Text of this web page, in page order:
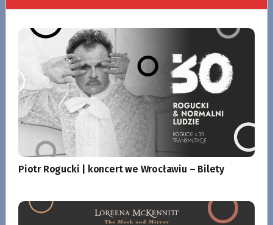
Piotr Rogucki | koncert we Wrocławiu – Bilety